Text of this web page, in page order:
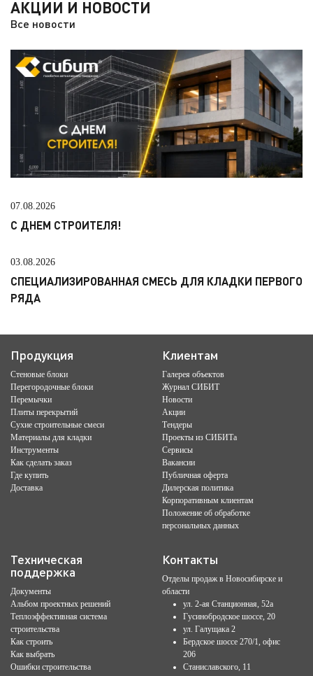
АКЦИИ И НОВОСТИ
Все новости
07.08.2026
С ДНЕМ СТРОИТЕЛЯ!
03.08.2026
СПЕЦИАЛИЗИРОВАННАЯ СМЕСЬ ДЛЯ КЛАДКИ ПЕРВОГО
РЯДА
Продукция
Стеновые блоки
Перегородочные блоки
Перемычки
Плиты перекрытий
Сухие строительные смеси
Материалы для кладки
Инструменты
Как сделать заказ
Где купить
Доставка
Клиентам
Галерея объектов
Журнал СИБИТ
Новости
Акции
Тендеры
Проекты из СИБИТа
Сервисы
Вакансии
Публичная оферта
Дилерская политика
Корпоративным клиентам
Положение об обработке
персональных данных
Техническая
поддержка
Документы
Альбом проектных решений
Теплоэффективная система
строительства
Как строить
Как выбрать
Ошибки строительства
Контакты
Отделы продаж в Новосибирске и
области
ул. 2-ая Станционная, 52а
Гусинобродское шоссе, 20
ул. Галущака 2
Бердское шоссе 270/1, офис
206
Станиславского, 11